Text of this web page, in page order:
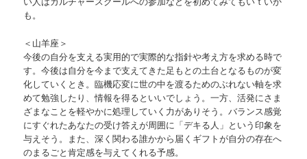
も。
＜山羊座＞
今後の自分を支える実用的で実際的な指針や考え方を求める時で
す。今後は自分を今まで支えてきた足もとの土台となるものが変
化していくとき。臨機応変に世の中を渡るためのぶれない軸を求
めて勉強したり、情報を得るといいでしょう。一方、活発にさま
ざまなことを軽やかに処理していく力がありそう。バランス感覚
にすぐれたあなたの受け答えが周囲に「デキる人」という印象を
与えそう。また、深く関わる誰かから届くギフトが自分の存在へ
のまるごと肯定感を与えてくれる予感。